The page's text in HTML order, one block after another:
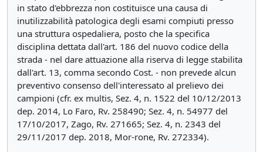
in stato d'ebbrezza non costituisce una causa di
inutilizzabilità patologica degli esami compiuti presso
una struttura ospedaliera, posto che la specifica
disciplina dettata dall'art. 186 del nuovo codice della
strada - nel dare attuazione alla riserva di legge stabilita
dall'art. 13, comma secondo Cost. - non prevede alcun
preventivo consenso dell'interessato al prelievo dei
campioni (cfr. ex multis, Sez. 4, n. 1522 del 10/12/2013
dep. 2014, Lo Faro, Rv. 258490; Sez. 4, n. 54977 del
17/10/2017, Zago, Rv. 271665; Sez. 4, n. 2343 del
29/11/2017 dep. 2018, Mor-rone, Rv. 272334).